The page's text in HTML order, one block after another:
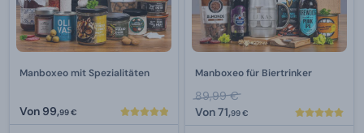
Manboxeo mit Spezialitäten
Von 99,99 €
Manboxeo für Biertrinker
89,99 €
Von71,99 €